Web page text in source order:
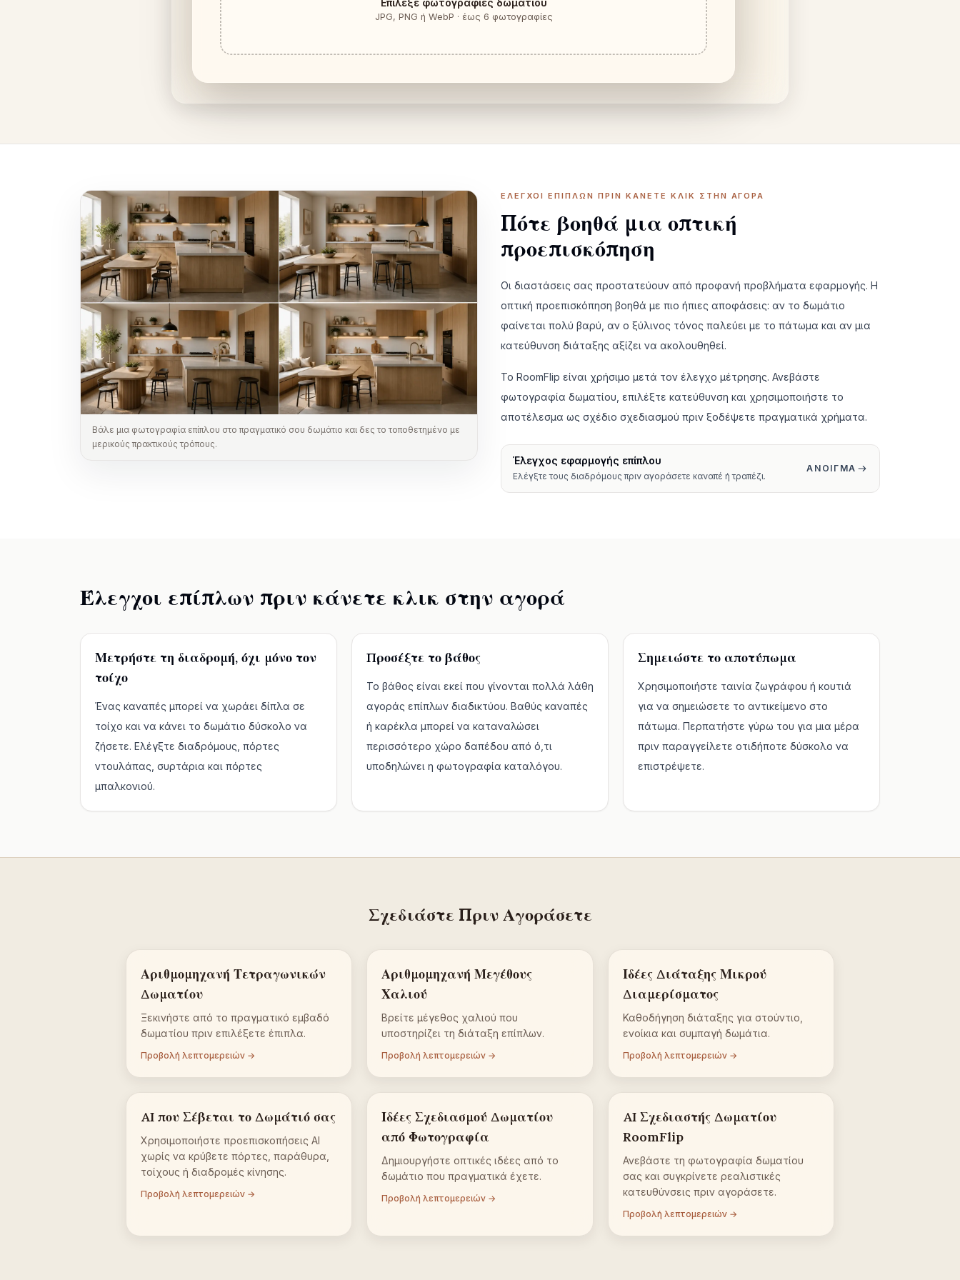
Επίλεξε φωτογραφίες δωματίου
JPG, PNG ή WebP · έως 6 φωτογραφίες
Βάλε μια φωτογραφία επίπλου στο πραγματικό σου δωμάτιο και δες το τοποθετημένο με
μερικούς πρακτικούς τρόπους.
ΈΛΕΓΧΟΙ ΕΠΊΠΛΩΝ ΠΡΙΝ ΚΆΝΕΤΕ ΚΛΙΚ ΣΤΗΝ ΑΓΟΡΆ
Πότε βοηθά μια οπτική
προεπισκόπηση
Οι διαστάσεις σας προστατεύουν από προφανή προβλήματα εφαρμογής. Η
οπτική προεπισκόπηση βοηθά με πιο ήπιες αποφάσεις: αν το δωμάτιο
φαίνεται πολύ βαρύ, αν ο ξύλινος τόνος παλεύει με το πάτωμα και αν μια
κατεύθυνση διάταξης αξίζει να ακολουθηθεί.
Το RoomFlip είναι χρήσιμο μετά τον έλεγχο μέτρησης. Ανεβάστε
φωτογραφία δωματίου, επιλέξτε κατεύθυνση και χρησιμοποιήστε το
αποτέλεσμα ως σχέδιο σχεδιασμού πριν ξοδέψετε πραγματικά χρήματα.
Έλεγχος εφαρμογής επίπλου
Ελέγξτε τους διαδρόμους πριν αγοράσετε καναπέ ή τραπέζι.
ΆΝΟΙΓΜΑ
Έλεγχοι επίπλων πριν κάνετε κλικ στην αγορά
Μετρήστε τη διαδρομή, όχι μόνο τον
τοίχο
Ένας καναπές μπορεί να χωράει δίπλα σε
τοίχο και να κάνει το δωμάτιο δύσκολο να
ζήσετε. Ελέγξτε διαδρόμους, πόρτες
ντουλάπας, συρτάρια και πόρτες
μπαλκονιού.
Προσέξτε το βάθος
Το βάθος είναι εκεί που γίνονται πολλά λάθη
αγοράς επίπλων διαδικτύου. Βαθύς καναπές
ή καρέκλα μπορεί να καταναλώσει
περισσότερο χώρο δαπέδου από ό,τι
υποδηλώνει η φωτογραφία καταλόγου.
Σημειώστε το αποτύπωμα
Χρησιμοποιήστε ταινία ζωγράφου ή κουτιά
για να σημειώσετε το αντικείμενο στο
πάτωμα. Περπατήστε γύρω του για μια μέρα
πριν παραγγείλετε οτιδήποτε δύσκολο να
επιστρέψετε.
Σχεδιάστε Πριν Αγοράσετε
Αριθμομηχανή Τετραγωνικών
Δωματίου
Ξεκινήστε από το πραγματικό εμβαδό
δωματίου πριν επιλέξετε έπιπλα.
Προβολή λεπτομερειών →
Αριθμομηχανή Μεγέθους
Χαλιού
Βρείτε μέγεθος χαλιού που
υποστηρίζει τη διάταξη επίπλων.
Προβολή λεπτομερειών →
Ιδέες Διάταξης Μικρού
Διαμερίσματος
Καθοδήγηση διάταξης για στούντιο,
ενοίκια και συμπαγή δωμάτια.
Προβολή λεπτομερειών →
AI που Σέβεται το Δωμάτιό σας
Χρησιμοποιήστε προεπισκοπήσεις AI
χωρίς να κρύβετε πόρτες, παράθυρα,
τοίχους ή διαδρομές κίνησης.
Προβολή λεπτομερειών →
Ιδέες Σχεδιασμού Δωματίου
από Φωτογραφία
Δημιουργήστε οπτικές ιδέες από το
δωμάτιο που πραγματικά έχετε.
Προβολή λεπτομερειών →
AI Σχεδιαστής Δωματίου
RoomFlip
Ανεβάστε τη φωτογραφία δωματίου
σας και συγκρίνετε ρεαλιστικές
κατευθύνσεις πριν αγοράσετε.
Προβολή λεπτομερειών →